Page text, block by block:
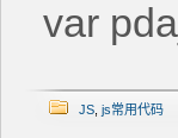
var
JS js常用代码